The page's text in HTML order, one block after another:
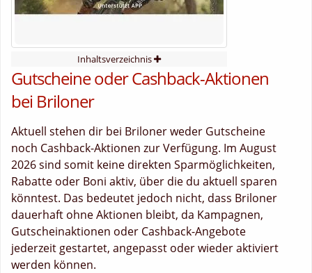
Inhaltsverzeichnis
Gutscheine oder Cashback-Aktionen
bei Briloner
Aktuell stehen dir bei Briloner weder Gutscheine
noch Cashback-Aktionen zur Verfügung. Im August
2026 sind somit keine direkten Sparmöglichkeiten,
Rabatte oder Boni aktiv, über die du aktuell sparen
könntest. Das bedeutet jedoch nicht, dass Briloner
dauerhaft ohne Aktionen bleibt, da Kampagnen,
Gutscheinaktionen oder Cashback-Angebote
jederzeit gestartet, angepasst oder wieder aktiviert
werden können.